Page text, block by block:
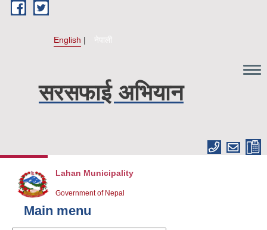
Skip to main content
English नेपाली
सरसफाई अभियान
Lahan Municipality
Government of Nepal
Main menu